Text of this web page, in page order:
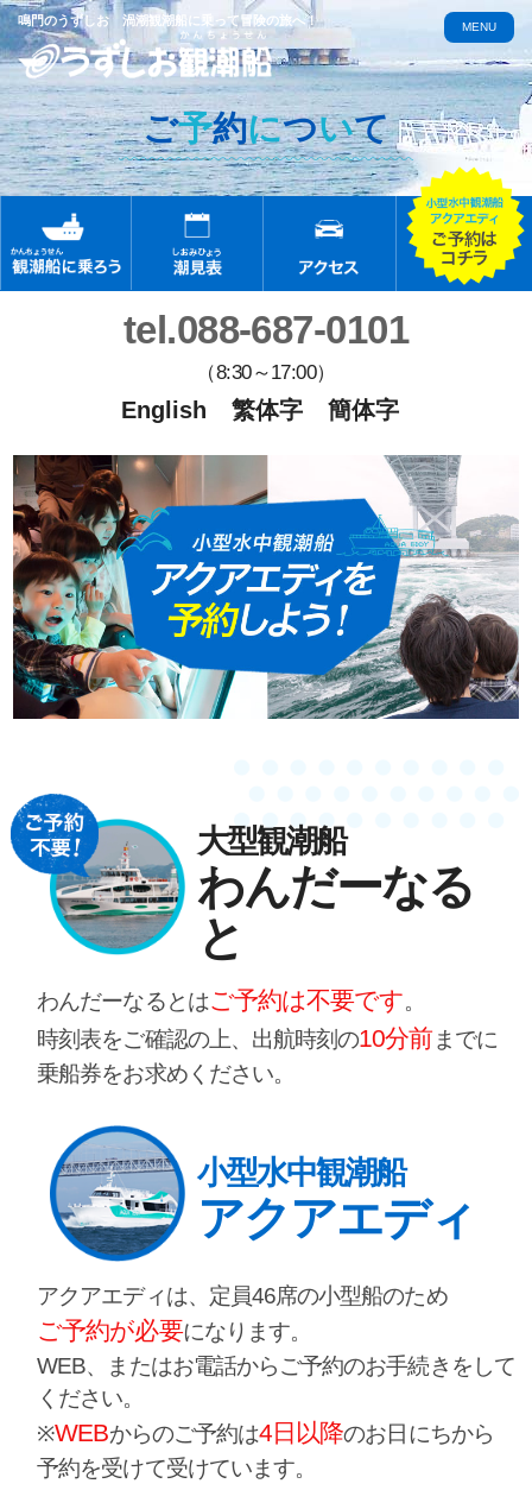
鳴門のうずしお 渦潮観潮船に乗って冒険の旅へ！
tel.088-687-0101
（8:30～17:00）
English 繁体字 簡体字
MENU
ご予約について
大型観潮船
わんだーなる
と
わんだーなるとはご予約は不要です。
時刻表をご確認の上、出航時刻の10分前 までに
乗船券をお求めください。
小型水中観潮船
アクアエディ
アクアエディは、定員46席の小型船のため
ご予約が必要になります。
WEB、またはお電話からご予約のお手続きをして
ください。
※WEBからのご予約は4日以降のお日にちから
予約を受けて受けています。